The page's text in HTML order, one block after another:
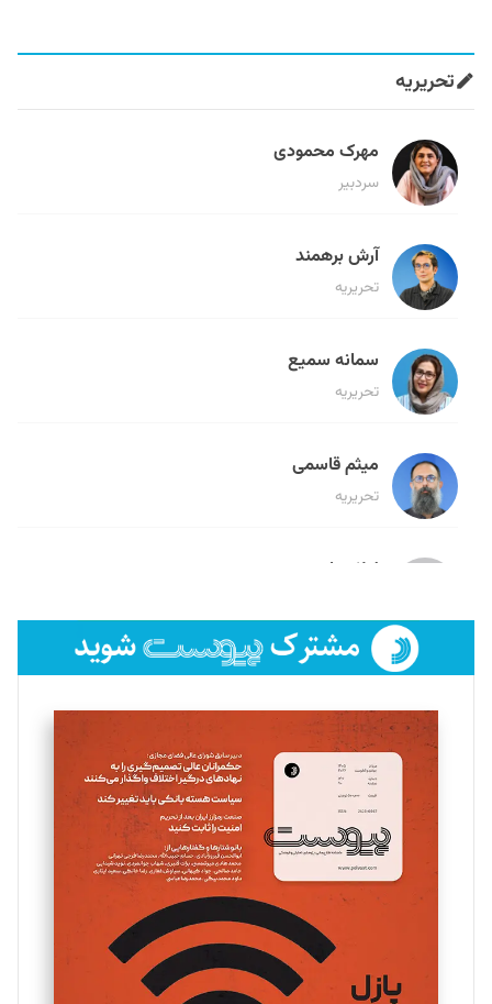
تحریریه
مهرک محمودی
سردبیر
آرش برهمند
تحریریه
سمانه سمیع
تحریریه
میثم قاسمی
تحریریه
لیلا حنارود
فائزه فتحی رستمی
تحریریه
سروش کرمیان
تحریریه
مینا پاکدل
یسنا امان‌پور